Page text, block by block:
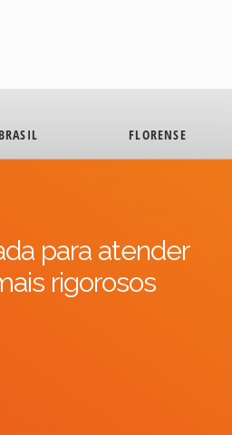
FLORENSE
para atender
rigorosos